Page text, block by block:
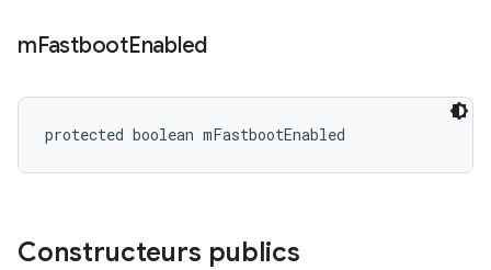
mFastbootEnabled
protected boolean mFastbootEnabled
Constructeurs publics